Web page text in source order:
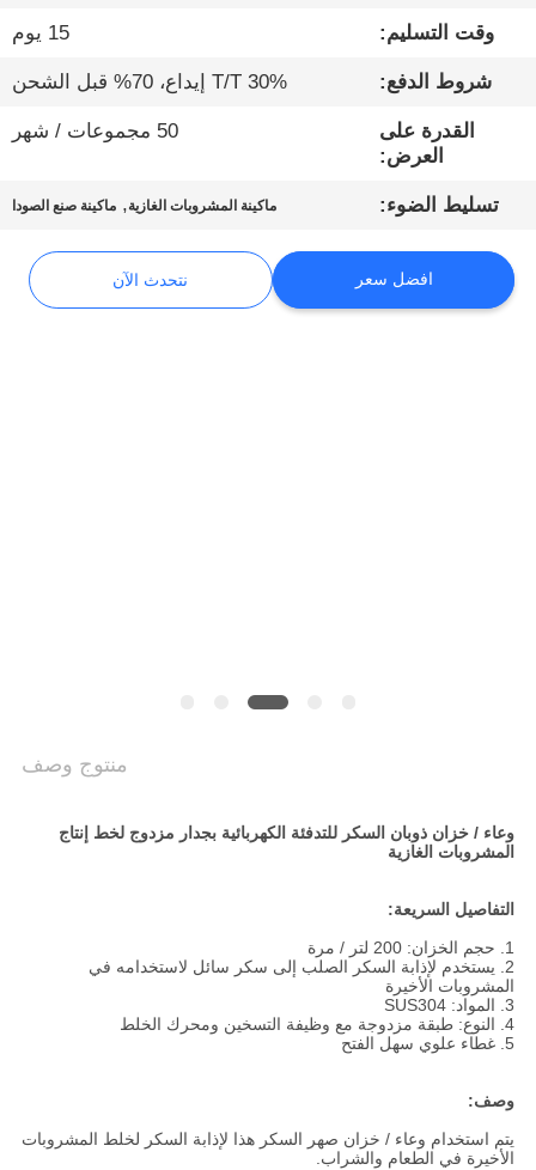
اتصل
أخبار
نتحدث
الآن
وقت التسليم: 15 يوم
شروط الدفع: 30% T/T إيداع، 70% قبل الشحن
القدرة على
العرض:
50 مجموعات / شهر
تسليط الضوء: ماكينة المشروبات الغازية, ماكينة صنع الصودا
افضل سعر نتحدث الآن
منتوج وصف
وعاء / خزان ذوبان السكر للتدفئة الكهربائية بجدار مزدوج لخط إنتاج
المشروبات الغازية
التفاصيل السريعة:
1. حجم الخزان: 200 لتر / مرة
2. يستخدم لإذابة السكر الصلب إلى سكر سائل لاستخدامه في
المشروبات الأخيرة
3. المواد: SUS304
4. النوع: طبقة مزدوجة مع وظيفة التسخين ومحرك الخلط
5. غطاء علوي سهل الفتح
وصف:
يتم استخدام وعاء / خزان صهر السكر هذا لإذابة السكر لخلط المشروبات
الأخيرة في الطعام والشراب.